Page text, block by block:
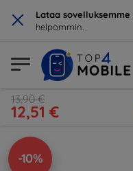
× Lataa sovelluksemme
helpommin.
13,90 €
12,51 €
-10%